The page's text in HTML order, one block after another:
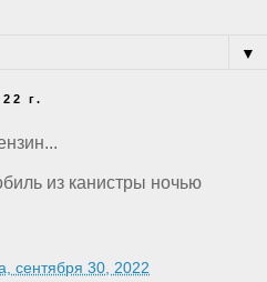
▼
г.
из канистры ночью
сентября 30, 2022